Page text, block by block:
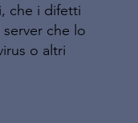
che i difetti
che lo
o altri